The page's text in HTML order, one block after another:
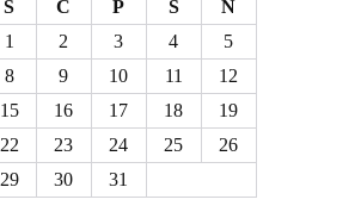
Ś C P S
N
1
2 3 4
5
8 9 10 11
12
15 16 17 18
19
22 23 24 25
26
29 30 31